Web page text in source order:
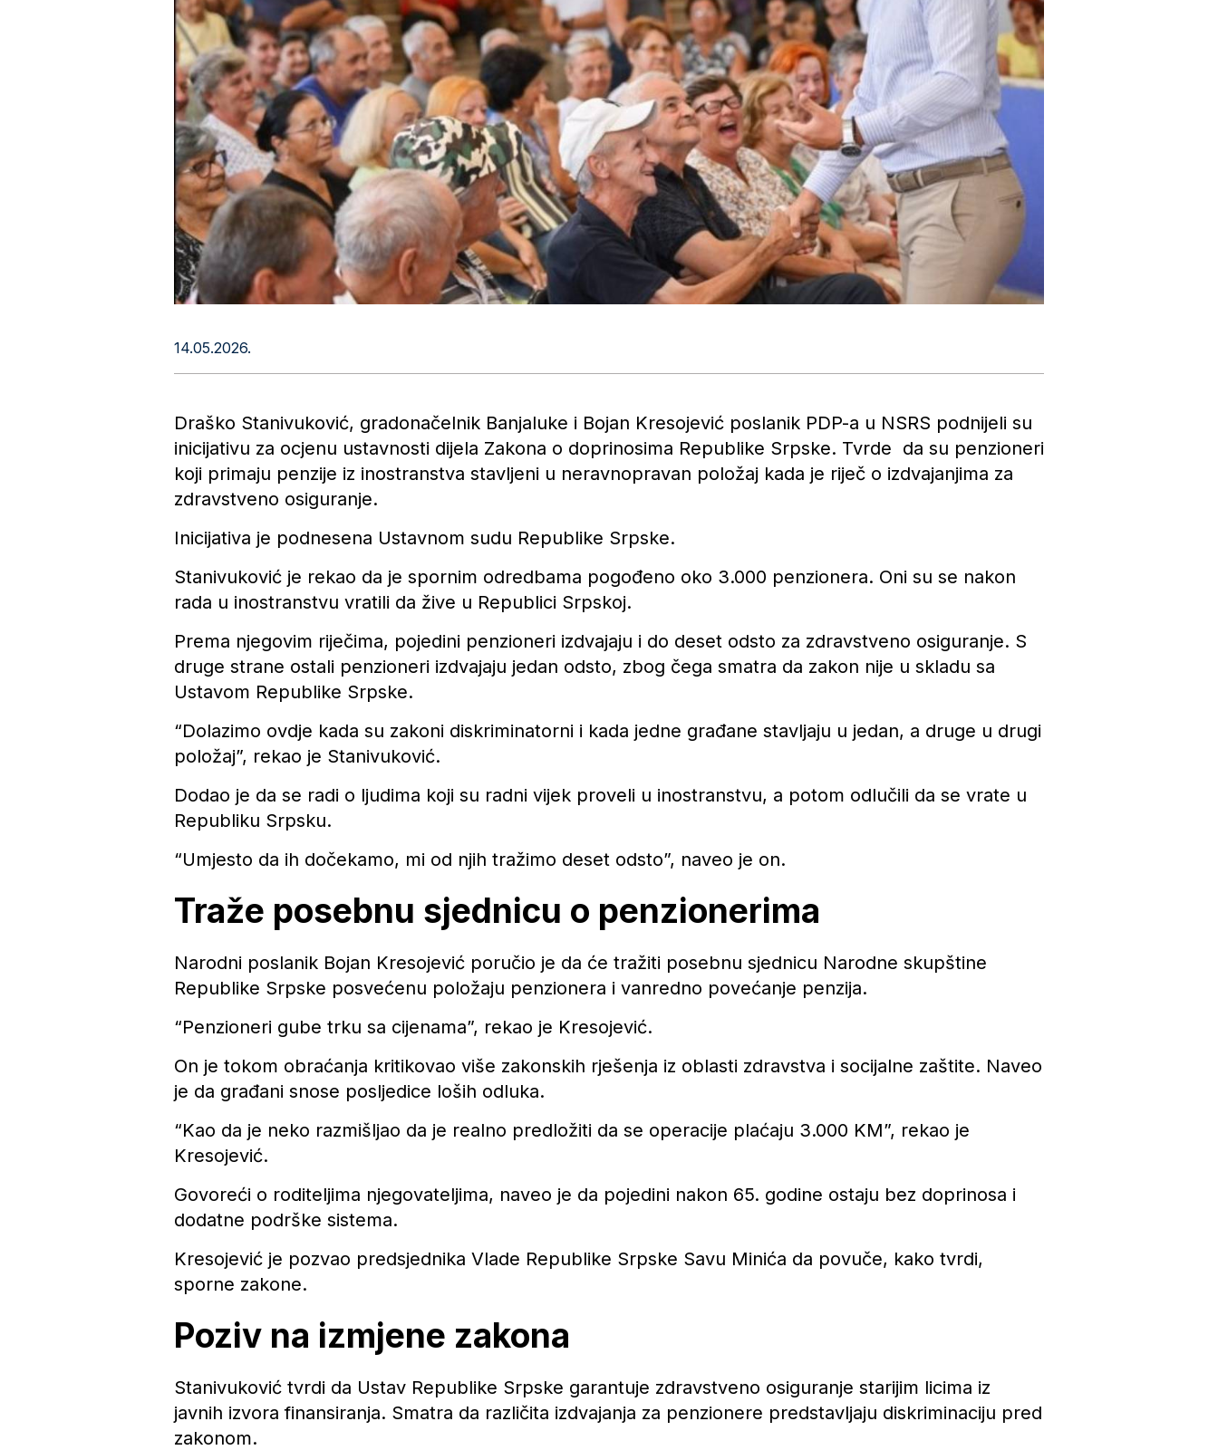
14.05.2026.
Draško Stanivuković, gradonačelnik Banjaluke i Bojan Kresojević poslanik PDP-a u NSRS podnijeli su
inicijativu za ocjenu ustavnosti dijela Zakona o doprinosima Republike Srpske. Tvrde da su penzioneri
koji primaju penzije iz inostranstva stavljeni u neravnopravan položaj kada je riječ o izdvajanjima za
zdravstveno osiguranje.
Inicijativa je podnesena Ustavnom sudu Republike Srpske.
Stanivuković je rekao da je spornim odredbama pogođeno oko 3.000 penzionera. Oni su se nakon
rada u inostranstvu vratili da žive u Republici Srpskoj.
Prema njegovim riječima, pojedini penzioneri izdvajaju i do deset odsto za zdravstveno osiguranje. S
druge strane ostali penzioneri izdvajaju jedan odsto, zbog čega smatra da zakon nije u skladu sa
Ustavom Republike Srpske.
“Dolazimo ovdje kada su zakoni diskriminatorni i kada jedne građane stavljaju u jedan, a druge u drugi
položaj”, rekao je Stanivuković.
Dodao je da se radi o ljudima koji su radni vijek proveli u inostranstvu, a potom odlučili da se vrate u
Republiku Srpsku.
“Umjesto da ih dočekamo, mi od njih tražimo deset odsto”, naveo je on.
Traže posebnu sjednicu o penzionerima
Narodni poslanik Bojan Kresojević poručio je da će tražiti posebnu sjednicu Narodne skupštine
Republike Srpske posvećenu položaju penzionera i vanredno povećanje penzija.
“Penzioneri gube trku sa cijenama”, rekao je Kresojević.
On je tokom obraćanja kritikovao više zakonskih rješenja iz oblasti zdravstva i socijalne zaštite. Naveo
je da građani snose posljedice loših odluka.
“Kao da je neko razmišljao da je realno predložiti da se operacije plaćaju 3.000 KM”, rekao je
Kresojević.
Govoreći o roditeljima njegovateljima, naveo je da pojedini nakon 65. godine ostaju bez doprinosa i
dodatne podrške sistema.
Kresojević je pozvao predsjednika Vlade Republike Srpske Savu Minića da povuče, kako tvrdi,
sporne zakone.
Poziv na izmjene zakona
Stanivuković tvrdi da Ustav Republike Srpske garantuje zdravstveno osiguranje starijim licima iz
javnih izvora finansiranja. Smatra da različita izdvajanja za penzionere predstavljaju diskriminaciju pred
zakonom.